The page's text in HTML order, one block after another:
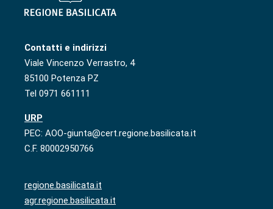
Contatti e indirizzi
Viale Vincenzo Verrastro, 4
85100 Potenza PZ
Tel 0971 661111
URP
PEC: AOO-giunta@cert.regione.basilicata.it
C.F. 80002950766
regione.basilicata.it
agr.regione.basilicata.it